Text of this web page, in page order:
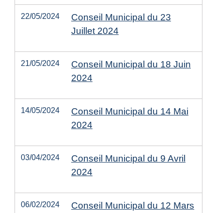
22/05/2024
Conseil Municipal du 23
Juillet 2024
21/05/2024
Conseil Municipal du 18 Juin
2024
14/05/2024
Conseil Municipal du 14 Mai
2024
03/04/2024
Conseil Municipal du 9 Avril
2024
06/02/2024
Conseil Municipal du 12 Mars